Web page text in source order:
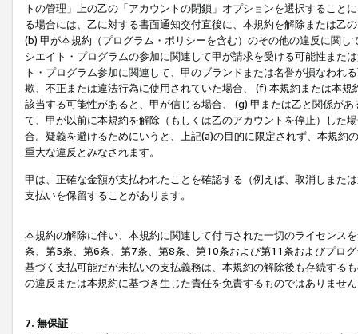
トの管理」上の乙の「アカウントの閉鎖」オプションを選択するこ
る場合には、乙に対する書面通知交付直後に、本規約を解除または乙
(b) 甲が本規約（プログラム・ポリシーを含む）のその他の違反に関
シエイト・プログラムの参加に関連して甲が請求を受ける可能性また
ト・プログラム参加に関連して、甲のブランドまたは名誉が損なわれ
欺、不正または違法行為に使用されていた場合、 (f) 本規約または本
該当する可能性があると、甲が信じる場合、 (g) 甲または乙と関係が
て、甲が以前に本規約を解除（もしくは乙のアカウントを停止）した
合。疑義を避けるためにいうと、上記(a)の目的に限定されず、本規
重大な違反とみなされます。
甲は、正確な金額が支払われたことを確認する（例えば、取消しまた
支払いを保留することがあります。
本規約の解除に伴い、本規約に関連して付与された一切のライセンス
条、第5条、第6条、第7条、第8条、第10条および第11条およびプロ
基づく支払可能だが未払いの支払義務は、本規約の解除後も存続する
の違反または本規約に基づき生じた責任を免責するものではありませ
7. 無保証